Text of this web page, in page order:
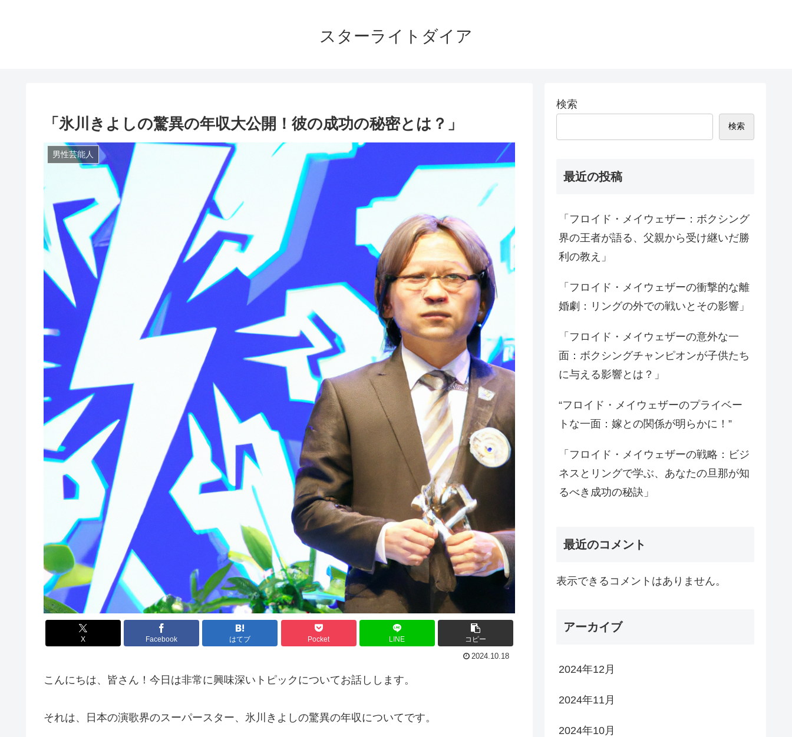
スターライトダイア
「氷川きよしの驚異の年収大公開！彼の成功の秘密とは？」
男性芸能人
X Facebook はてブ Pocket LINE コピー
2024.10.18
こんにちは、皆さん！今日は非常に興味深いトピックについてお話しします。
それは、日本の演歌界のスーパースター、氷川きよしの驚異の年収についてです。
検索
検索
最近の投稿
「フロイド・メイウェザー：ボクシング
界の王者が語る、父親から受け継いだ勝
利の教え」
「フロイド・メイウェザーの衝撃的な離
婚劇：リングの外での戦いとその影響」
「フロイド・メイウェザーの意外な一
面：ボクシングチャンピオンが子供たち
に与える影響とは？」
“フロイド・メイウェザーのプライベー
トな一面：嫁との関係が明らかに！”
「フロイド・メイウェザーの戦略：ビジ
ネスとリングで学ぶ、あなたの旦那が知
るべき成功の秘訣」
最近のコメント
表示できるコメントはありません。
アーカイブ
2024年12月
2024年11月
2024年10月